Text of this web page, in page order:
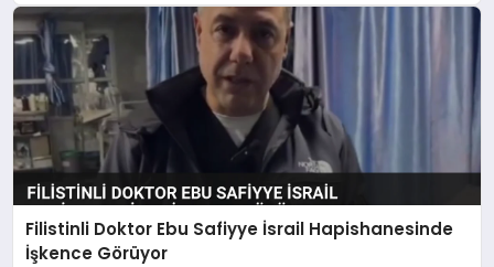
Filistinli Doktor Ebu Safiyye İsrail Hapishanesinde
İşkence Görüyor